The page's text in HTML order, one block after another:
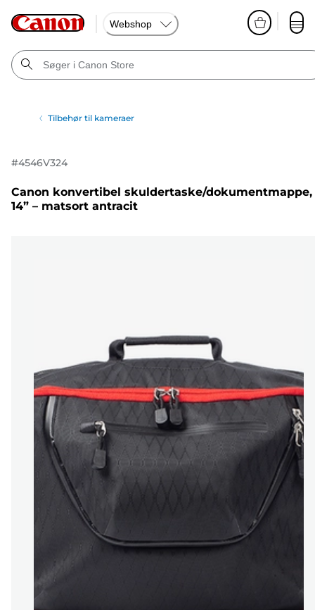
Webshop
Tilbehør til kameraer
#4546V324
Canon konvertibel skuldertaske/dokumentmappe,
14” – matsort antracit